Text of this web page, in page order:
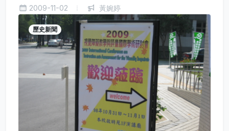
2009-11-02 黃婉婷
歷史新聞